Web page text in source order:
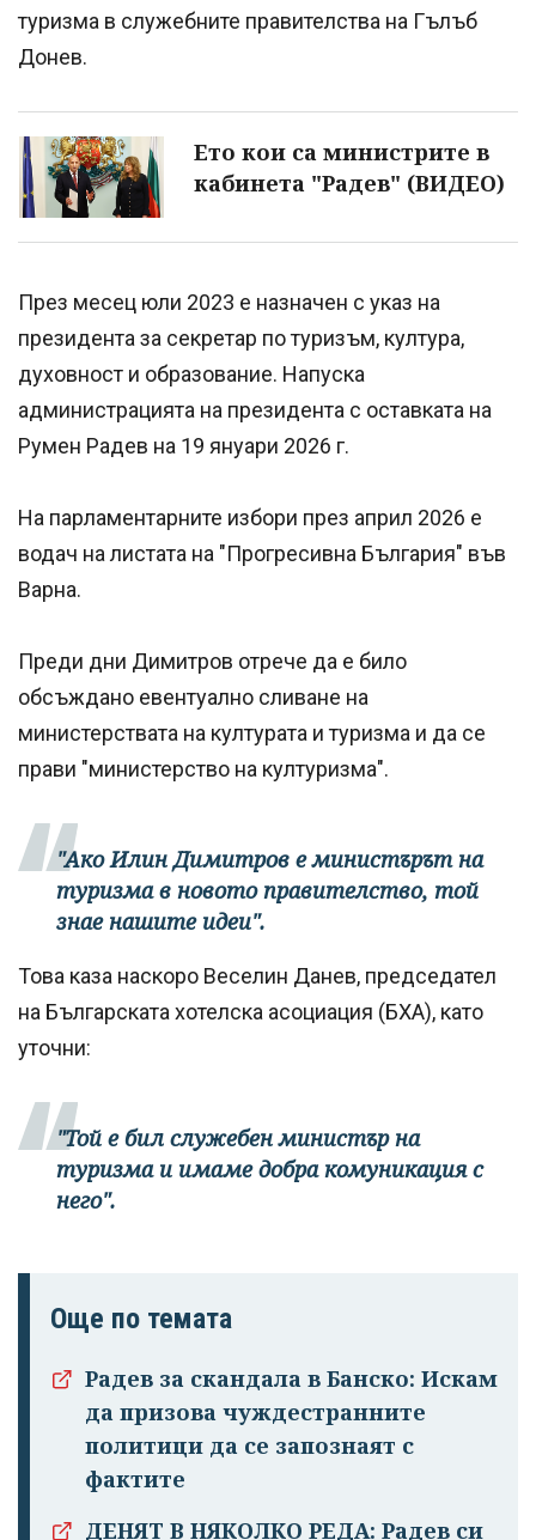
туризма в служебните правителства на Гълъб
Донев.
Ето кои са министрите в
кабинета "Радев" (ВИДЕО)
През месец юли 2023 е назначен с указ на
президента за секретар по туризъм, култура,
духовност и образование. Напуска
администрацията на президента с оставката на
Румен Радев на 19 януари 2026 г.
На парламентарните избори през април 2026 е
водач на листата на "Прогресивна България" във
Варна.
Преди дни Димитров отрече да е било
обсъждано евентуално сливане на
министерствата на културата и туризма и да се
прави "министерство на културизма".
"Ако Илин Димитров е министърът на
туризма в новото правителство, той
знае нашите идеи".
Това каза наскоро Веселин Данев, председател
на Българската хотелска асоциация (БХА), като
уточни:
"Той е бил служебен министър на
туризма и имаме добра комуникация с
него".
Още по темата
Радев за скандала в Банско: Искам
да призова чуждестранните
политици да се запознаят с
фактите
ДЕНЯТ В НЯКОЛКО РЕДА: Радев си